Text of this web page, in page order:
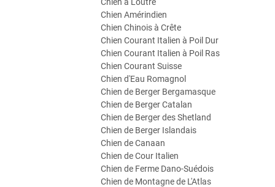
Chien Amérindien
Chien Chinois à Crête
Chien Courant Italien à Poil Dur
Chien Courant Italien à Poil Ras
Chien Courant Suisse
Chien d'Eau Romagnol
Chien de Berger Bergamasque
Chien de Berger Catalan
Chien de Berger des Shetland
Chien de Berger Islandais
Chien de Canaan
Chien de Cour Italien
Chien de Ferme Dano-Suédois
Chien de Montagne de L'Atlas